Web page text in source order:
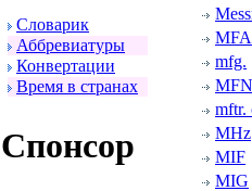
Словаpик
Аббpевиатуpы
Конвеpтации
Вpемя в стpанах
Спонсоp
MFA
mfg.
MFN
mftr.
MHz
MIF
MIG